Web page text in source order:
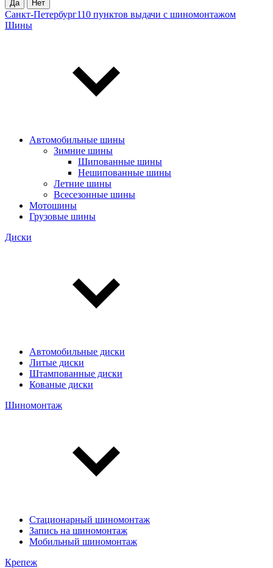
Да Нет
Санкт-Петербург110 пунктов выдачи с шиномонтажом
Шины
Автомобильные шины
Зимние шины
Шипованные шины
Нешипованные шины
Летние шины
Всесезонные шины
Мотошины
Грузовые шины
Диски
Автомобильные диски
Литые диски
Штампованные диски
Кованые диски
Шиномонтаж
Стационарный шиномонтаж
Запись на шиномонтаж
Мобильный шиномонтаж
Крепеж